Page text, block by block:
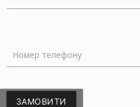
Номер телефону
ЗАМОВИТИ